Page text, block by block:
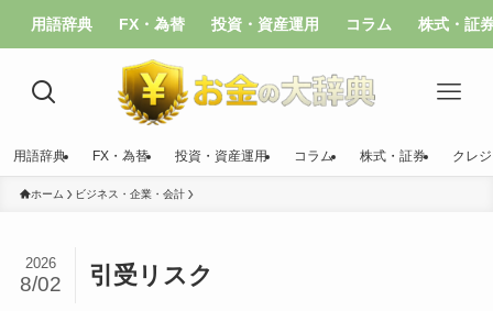
用語辞典 FX・為替 投資・資産運用 コラム 株式・証
用語辞典 FX・為替 投資・資産運用 コラム 株式・証券 クレ
ホーム ビジネス・企業・会計
引受リスク
2026
8/02